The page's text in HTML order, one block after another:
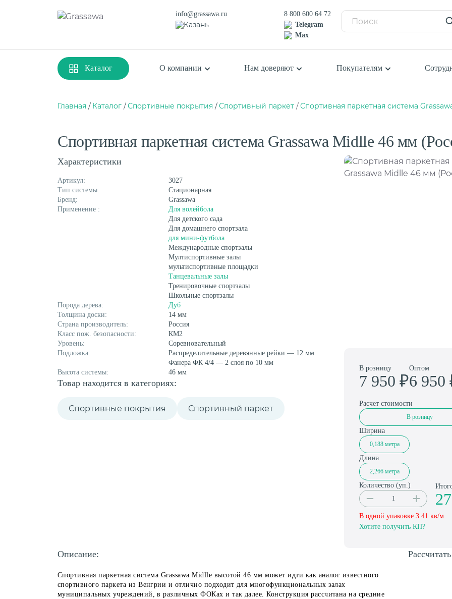
info@grassawa.ru
8 800 600 64 72
Telegram
Казань
Max
Каталог О компании Нам доверяют Покупателям
Цветная
Высокая
Главная Каталог Спортивные покрытия Спортивный паркет Спортивная паркетная система
Спортивная паркетная система Grassawa Midlle 46 мм
Характеристики
Артикул:
3027
Тип системы:
Стационарная
Бренд:
Grassawa
Применение :
Для волейбола
Для детского сада
Для домашнего спортзала
для мини-футбола
Международные спортзалы
Мултиспортивные залы
мультиспортивные площадки
Танцевальные залы
Тренировочные спортзалы
Школьные спортзалы
Порода дерева:
Дуб
Толщина доски:
14 мм
Страна производитель:
Россия
Класс пож. безопасности:
КМ2
Уровень:
Соревновательный
Подложка:
Распределительные деревянные рейки — 12 мм
Фанера ФК 4/4 — 2 слоя по 10 мм
Высота системы:
46 мм
Товар находится в категориях:
Спортивные покрытия Спортивный паркет
В розницу
7 950 ₽
Оптом
6 950
Расчет стоимости
В розницу
Ширина
0,188 метра
Длина
2,266 метра
Количество (уп. )
В одной упаковке 3.41 кв/м.
Хотите получить КП?
Описание:
Спортивная паркетная система Grassawa Midlle высотой 46 мм может идти как аналог известного
спортивного паркета из Венгрии и отлично подходит для многофункциональных залах
муниципальных учреждений, в различных ФОКах и так далее. Конструкция рассчитана на средние